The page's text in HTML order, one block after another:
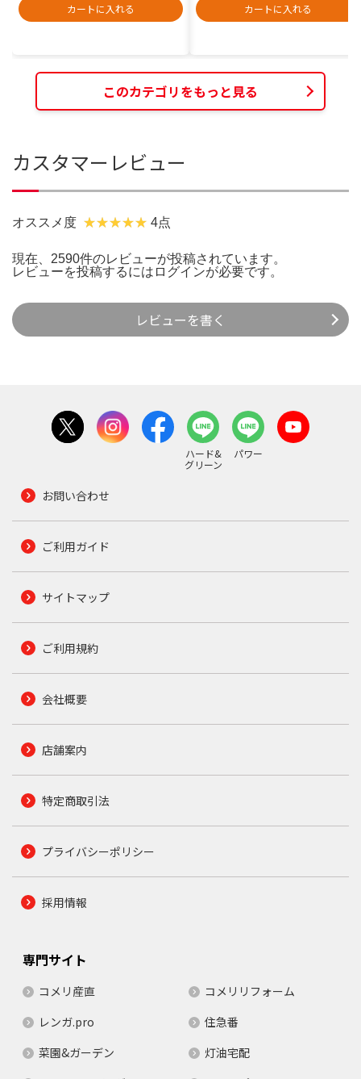
カートに入れる
カートに入れる
このカテゴリをもっと見る
カスタマーレビュー
オススメ度 4点
現在、2590件のレビューが投稿されています。
レビューを投稿するには ログインが必要です。
レビューを書く
ハード&
グリーン
パワー
お問い合わせ
ご利用ガイド
サイトマップ
ご利用規約
会社概要
店舗案内
特定商取引法
プライバシーポリシー
採用情報
専門サイト
コメリ産直
コメリリフォーム
レンガ.pro
住急番
菜園&ガーデン
灯油宅配